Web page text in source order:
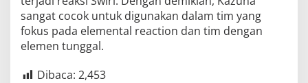
sangat cocok untuk digunakan dalam tim yang
fokus pada elemental reaction dan tim dengan
elemen tunggal.
Dibaca: 2,453